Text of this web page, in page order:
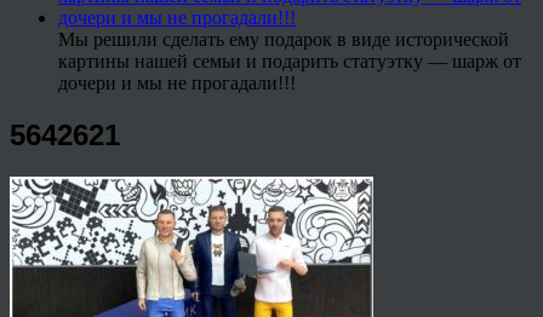
Мы решили сделать ему подарок в виде исторической
картины нашей семьи и подарить статуэтку — шарж от
дочери и мы не прогадали!!!
5642621